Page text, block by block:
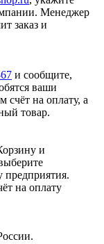
Менеджер
заказ и
и сообщите,
ваши
на оплату, а
товар.
и
предприятия.
на оплату